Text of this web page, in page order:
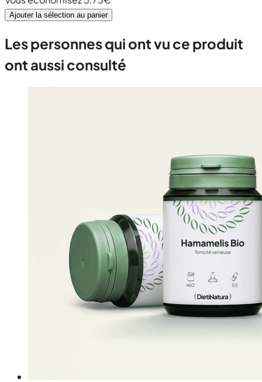
Ajouter la sélection au panier
Les personnes qui ont vu ce produit
ont aussi consulté